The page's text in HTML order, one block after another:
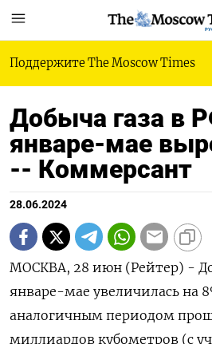
Поддержите The Moscow Times
Добыча газа в
январе-мае
-- Коммерсант
28.06.2024
МОСКВА, 28 июн (Рейтер) -
январе-мае увеличилась на
аналогичным периодом
миллиардов кубометров (с